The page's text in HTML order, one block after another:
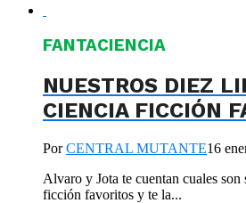
FANTACIENCIA
NUESTROS DIEZ
CIENCIA FICCIÓN
PorCENTRAL MUTANTE16
Alvaro y Jota te cuentan cuales son
ficción favoritos y te la...